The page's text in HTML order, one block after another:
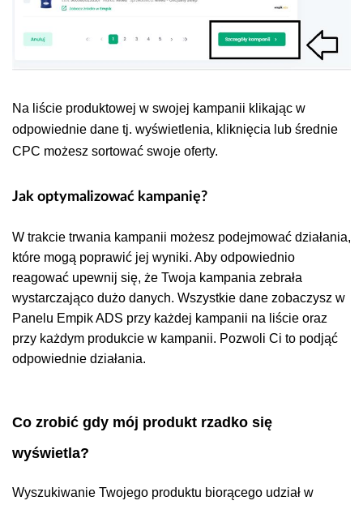
Na liście produktowej w swojej kampanii klikając w
odpowiednie dane tj. wyświetlenia, kliknięcia lub średnie
CPC możesz sortować swoje oferty.
Jak optymalizować kampanię?
W trakcie trwania kampanii możesz podejmować działania,
które mogą poprawić jej wyniki. Aby odpowiednio
reagować upewnij się, że Twoja kampania zebrała
wystarczająco dużo danych. Wszystkie dane zobaczysz w
Panelu Empik ADS przy każdej kampanii na liście oraz
przy każdym produkcie w kampanii. Pozwoli Ci to podjąć
odpowiednie działania.
Co zrobić gdy mój produkt rzadko się
wyświetla?
Wyszukiwanie Twojego produktu biorącego udział w